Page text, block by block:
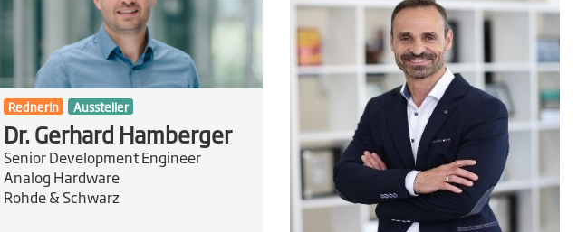
RednerIn Aussteller
Dr. Gerhard Hamberger
Senior Development Engineer
Analog Hardware
Rohde & Schwarz